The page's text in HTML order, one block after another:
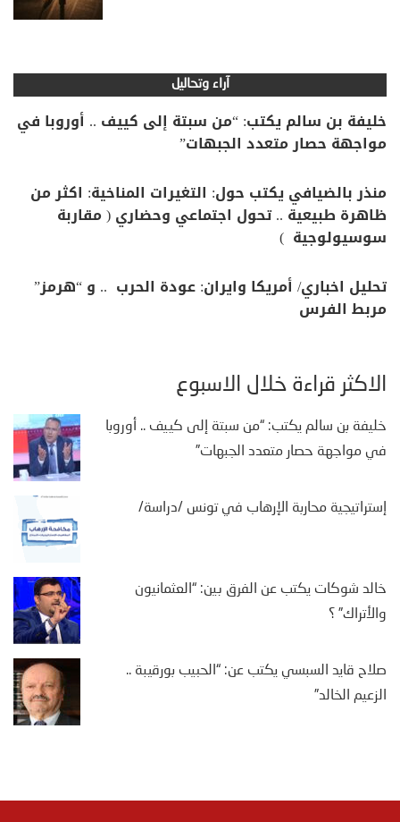
آراء وتحاليل
خليفة بن سالم يكتب: “من سبتة إلى كييف .. أوروبا في
مواجهة حصار متعدد الجبهات”
منذر بالضيافي يكتب حول: التغيرات المناخية: اكثر من
ظاهرة طبيعية .. تحول اجتماعي وحضاري ( مقاربة
سوسيولوجية )
تحليل اخباري/ أمريكا وايران: عودة الحرب .. و “هرمز”
مربط الفرس
الأكثر قراءة خلال الأسبوع
خليفة بن سالم يكتب: “من سبتة إلى كييف .. أوروبا
في مواجهة حصار متعدد الجبهات”
إستراتيجية محاربة الإرهاب في تونس /دراسة/
خالد شوكات يكتب عن الفرق بين: “العثمانيون
والأتراك” ؟
صلاح قايد السبسي يكتب عن: “الحبيب بورقيبة ..
الزعيم الخالد”